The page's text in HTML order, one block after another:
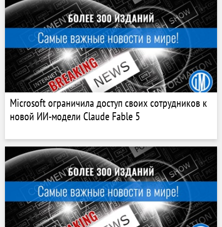
Microsoft ограничила доступ своих сотрудников к
новой ИИ-модели Claude Fable 5